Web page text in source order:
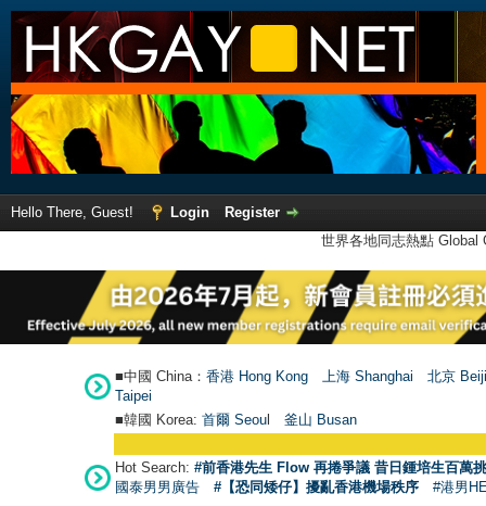
Hello There, Guest! Login
Register
世界各地同志熱點
■中國 China： 香港 Hong Kong 上海 Shanghai
北京
Taipei
■韓國 Korea: 首爾 Seoul 釜山 Busan
Hot Search: #前香港先生 Flow 再捲爭議 昔日鍾培生百萬
國泰男男廣告
#【恐同矮仔】擾亂香港機場秩序 #港男